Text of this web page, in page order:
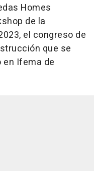
Homes
de la
el congreso de
que se
en Ifema de